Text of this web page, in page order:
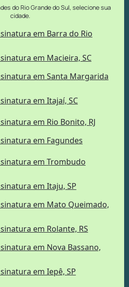
do Rio Grande do Sul, selecione sua
cidade.
em Barra do Rio
em Macieira, SC
em Santa Margarida
em Itajaí, SC
em Rio Bonito, RJ
em Fagundes
em Trombudo
em Itaju, SP
em Mato Queimado,
em Rolante, RS
em Nova Bassano,
em Iepê, SP